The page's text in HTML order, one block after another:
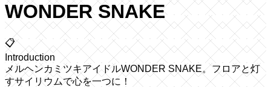
WONDER SNAKE
📋
Introduction
メルヘンカミツキアイドルWONDER SNAKE。フロアと灯
すサイリウムで心を一つに！